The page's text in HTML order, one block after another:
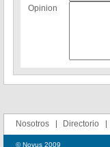
Opinion
Nosotros Directorio
© Novus 2009